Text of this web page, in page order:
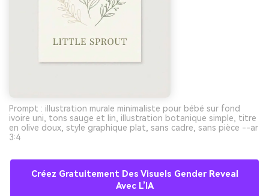
Prompt : illustration murale minimaliste pour bébé sur fond
ivoire uni, tons sauge et lin, illustration botanique simple, titre
en olive doux, style graphique plat, sans cadre, sans pièce --ar
3:4
Créez Gratuitement Des Visuels Gender Reveal
Avec L’IA